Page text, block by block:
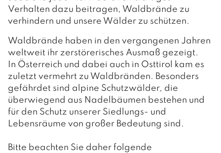
GEMEINDERAT
GEMEINDERATSSITZUNGEN
AUSSCHÜSSE
LEBEN
FAMILIE & KINDER
Verhalten dazu beitragen, Waldbrände zu
verhindern und unsere Wälder zu schützen.
Waldbrände haben in den vergangenen Jahren
weltweit ihr zerstörerisches Ausmaß gezeigt.
In Österreich und dabei auch in Osttirol kam es
zuletzt vermehrt zu Waldbränden. Besonders
gefährdet sind alpine Schutzwälder, die
überwiegend aus Nadelbäumen bestehen und
für den Schutz unserer Siedlungs- und
Lebensräume von großer Bedeutung sind.
Bitte beachten Sie daher folgende